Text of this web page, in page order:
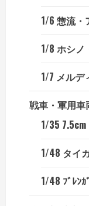
1/6 惣流・
1/8 ホシノ
1/7 メルデ
戦車・軍用車
1/35 7.5cm
1/48 タイ
1/48 ﾌﾞﾚﾝｶ